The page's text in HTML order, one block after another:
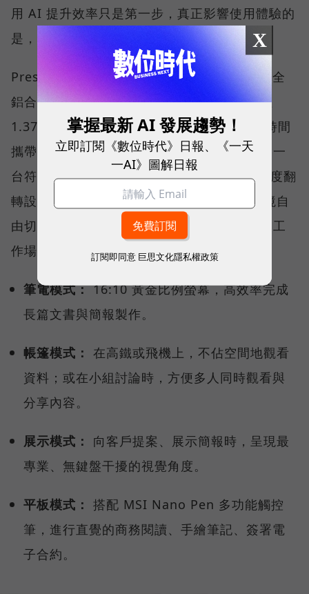
用 AI 提升效率只是第一步，真正影響使用體驗的
是，筆電與人互動的每一個細節。
Prestige 14 Flip AI+ 採用全新的精工設計，全
鋁合金打造的纖薄機身搭配弧形圓角，重量僅
1.37 公斤，不僅兼具質感與耐用性，更讓長時間
攜帶變得更加舒適。值得特別一提的是，它是一
台符合行動工作需求的 2 in 1 AI 筆電，360 度翻
轉設計搭配觸控 OLED 螢幕，可依照不同情境自
由切換使用模式，完美對接商務工作者的四大工
作場景：
筆電模式：16:10 黃金比例螢幕，高效率完成
長篇文書與簡報製作。
帳篷模式： 在高鐵或飛機上，不佔空間地觀看
資料；或在小組討論時，方便多人同時觀看與
分享內容。
展示模式：
向客戶提案、展示簡報時，呈現最
專業、無鍵盤干擾的視覺角度。
平板模式： 搭配 MSI Nano Pen 多功能觸控
筆，進行直覺的商務閱讀、手繪筆記、簽署電
子合約。
X
掌握最新 AI 發展趨勢！
立即訂閱《數位時代》日報、《一天
一AI》圖解日報
訂閱即同意 巨思文化隱私權政策